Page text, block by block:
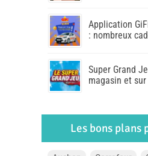
Application
: nombreux
Super Grand
magasin et
Les bons plans